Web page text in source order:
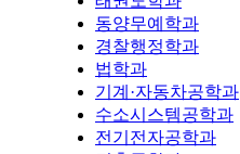
동양무예학과
경찰행정학과
법학과
기계·자동차공학과
수소시스템공학과
전기전자공학과